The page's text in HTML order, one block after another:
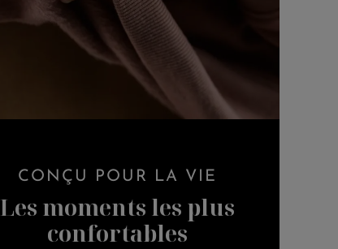
CONÇU POUR LA VIE
Les moments les plus
confortables